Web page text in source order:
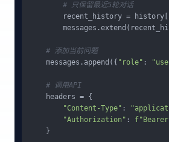
# 只保留最近5轮对话
recent_history =
# 添加当前问题
    messages.append({
"role" :
# 调用API
    headers = {
"Content-Type" :
"Authorization" : f"Bearer
    }